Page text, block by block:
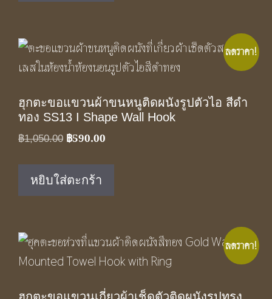
ลดราคา!
ฮุกตะขอแขวนผ้าขนหนูติดผนังรูปตัวไอ สีดำ
ทอง SS13 I Shape Wall Hook
฿1,050.00 Original
฿1,050.00.
฿590.00
หยิบใส่ตะกร้า
ลดราคา!